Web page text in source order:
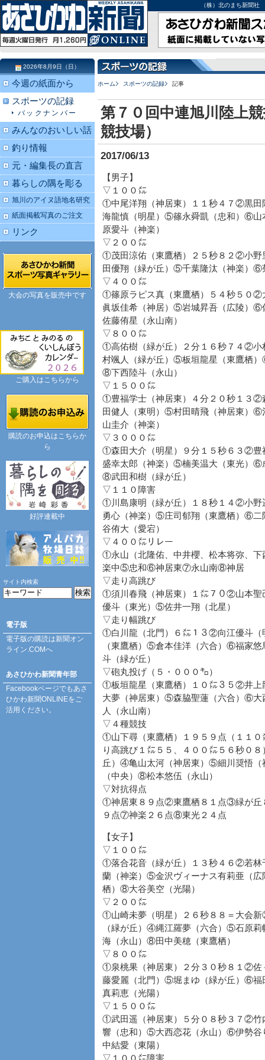
（株）北のまち新聞
ホーム スポーツの記録 記事
第７０回中連旭川陸上
競技場）
2017/06/13
【男子】
▽１００㍍
①中尾洋翔（神居東）１１秒４７②黒
海龍慎（明星）⑤篠永舜凱（忠和）⑥
原愛斗（神楽）
▽２００㍍
①茂田涼佑（東鷹栖）２５秒８２②小
田優翔（緑が丘）⑤千葉隆汰（神楽）⑥
▽４００㍍
①篠原ラピス真（東鷹栖）５４秒５０
眞坂佳希（神居）⑤岩城昇吾（広陵）
佐藤侑星（永山南）
▽８００㍍
①高佑樹（緑が丘）２分１６秒７４②
村颯人（緑が丘）⑤板垣龍星（東鷹栖
⑧下西陸斗（永山）
▽１５００㍍
①豊福学士（神居東）４分２０秒１３
田健人（東明）⑤村田晴飛（神居東）
山圭介（神楽）
▽３０００㍍
①森田大介（明星）９分１５秒６３②
盛幸太郎（神楽）⑤楠美温大（東光）
⑧武田和樹（緑が丘）
▽１１０障害
①川島康明（緑が丘）１８秒１４②小
勇心（神楽）⑤庄司郁翔（東鷹栖）⑥
谷侑大（愛宕）
▽４００㍍リレー
①永山（北隆佑、中井櫻、松本将弥、
楽中⑤忠和⑥神居東⑦永山南⑧神居
▽走り高跳び
①須川春飛（神居東）１㍍７０②山本
優斗（東光）⑤佐井一翔（北星）
▽走り幅跳び
①白川龍（北門）６㍍１３②向江優斗
（東鷹栖）⑤倉本佳洋（六合）⑥福家
斗（緑が丘）
▽砲丸投げ（５・０００㌔）
①板垣龍星（東鷹栖）１０㍍３５②井
大夢（神居東）⑤森脇聖蓮（六合）⑥
人（永山南）
▽４種競技
①山下尋（東鷹栖）１９５９点（１１
り高跳び１㍍５５、４００㍍５６秒０
丘）④亀山太河（神居東）⑤細川奨悟
（中央）⑧松本悠伍（永山）
▽対抗得点
①神居東８９点②東鷹栖８１点③緑が
９点⑦神楽２６点⑧東光２４点
【女子】
▽１００㍍
①落合花音（緑が丘）１３秒４６②若
蘭（神楽）⑤金沢ヴィーナス有莉亜（
栖）⑧大谷美空（光陽）
▽２００㍍
①山崎未夢（明星）２６秒８８＝大会
（緑が丘）④縄江羅夢（六合）⑤石原
海（永山）⑧田中美穂（東鷹栖）
▽８００㍍
①泉桃果（神居東）２分３０秒８１②
藤愛麗（北門）⑤堀まゆ（緑が丘）⑥
真莉恵（光陽）
▽１５００㍍
①武田遥（神居東）５分０８秒３７②
響（忠和）⑤大西恋花（永山）⑥伊勢
中結愛（東陽）
2026年8月9日（日）
今週の紙面から
スポーツの記録
バックナンバー
みんなのおいしい話
釣り情報
元・編集長の直言
暮らしの隅を彫る
旭川のアイヌ語地名研究
紙面掲載写真のご注文
リンク
大会の写真を販売中です
ご購入はこちらから
購読のお申込はこちらか
ら
好評連載中
サイト内検索
電子版
電子版の購読は新聞オン
ライン.COMへ
あさひかわ新聞青年部
Facebookページでもあさ
ひかわ新聞ONLINEをご
活用ください。